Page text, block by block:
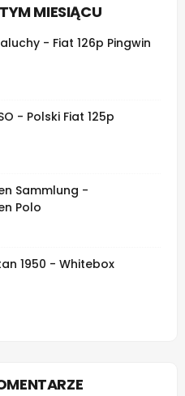
MIESIĄCU
- Fiat 126p Pingwin
- Polski Fiat 125p
Sammlung -
Polo
1950 - Whitebox